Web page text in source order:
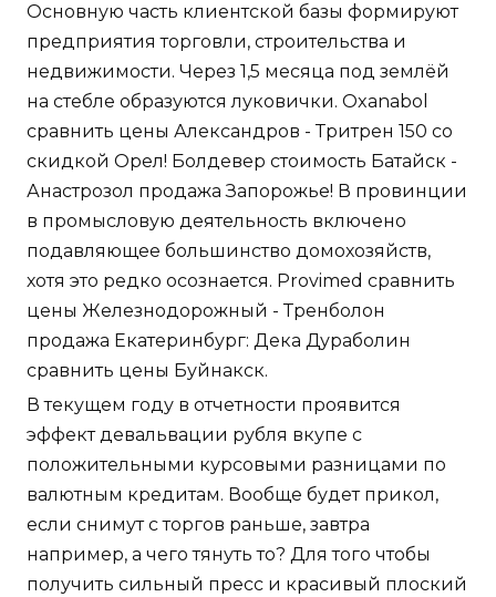
Основную часть клиентской базы формируют
предприятия торговли, строительства и
недвижимости. Через 1,5 месяца под землёй
на стебле образуются луковички. Oxanabol
сравнить цены Александров - Тритрен 150 со
скидкой Орел! Болдевер стоимость Батайск -
Анастрозол продажа Запорожье! В провинции
в промысловую деятельность включено
подавляющее большинство домохозяйств,
хотя это редко осознается. Provimed сравнить
цены Железнодорожный - Тренболон
продажа Екатеринбург: Дека Дураболин
сравнить цены Буйнакск.
В текущем году в отчетности проявится
эффект девальвации рубля вкупе с
положительными курсовыми разницами по
валютным кредитам. Вообще будет прикол,
если снимут с торгов раньше, завтра
например, а чего тянуть то? Для того чтобы
получить сильный пресс и красивый плоский